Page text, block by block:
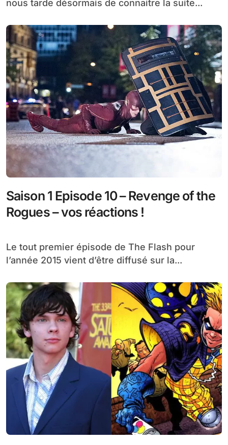
nous tarde désormais de connaitre la suite...
Saison 1 Episode 10 – Revenge of the
Rogues – vos réactions !
Le tout premier épisode de The Flash pour
l’année 2015 vient d’être diffusé sur la...